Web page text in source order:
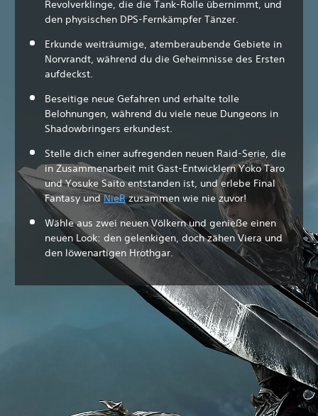
Revolverklinge, die die Tank-Rolle übernimmt, und
den physischen DPS-Fernkämpfer Tänzer.
Erkunde weiträumige, atemberaubende Gebiete in
Norvrandt, während du die Geheimnisse des Ersten
aufdeckst.
Beseitige neue Gefahren und erhalte tolle
Belohnungen, während du viele neue Dungeons in
Shadowbringers erkundest.
Stelle dich einer aufregenden neuen Raid-Serie, die
in Zusammenarbeit mit Gast-Entwicklern Yoko Taro
und Yosuke Saito entstanden ist, und erlebe Final
Fantasy undNieRzusammen wie nie zuvor!
Wähle aus zwei neuen Völkern und genieße einen
neuen Look: den gelenkigen, doch zähen Viera und
den löwenartigen Hrothgar.